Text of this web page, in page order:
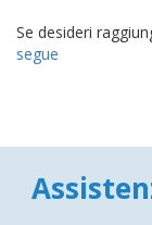
Se desideri
segue